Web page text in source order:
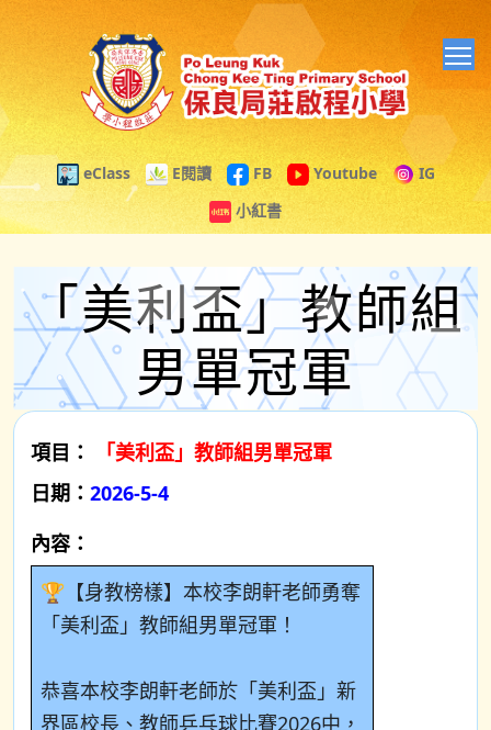
eClass E閱讀 FB Youtube
IG
小紅書
「美利盃」教師組
男單冠軍
項目：
「美利盃」教師組男單冠軍
日期： 2026-5-4
內容：
🏆 【身教榜樣】本校李朗軒老師勇奪
「美利盃」教師組男單冠軍！
恭喜本校李朗軒老師於「美利盃」新
界區校長、教師乒乓球比賽2026中，